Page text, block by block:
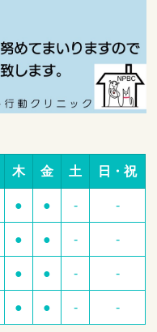
木 金 土 日・祝
● ● - -
● ● - -
● ● - -
● ● - -